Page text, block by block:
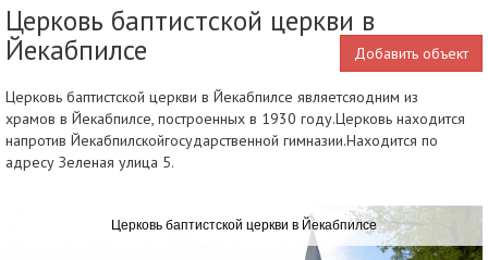
Церковь баптистской церкви в
Йекабпилсе
Добавить объект
Церковь баптистской церкви в Йекабпилсе являетсяодним из
храмов в Йекабпилсе, построенных в 1930 году.Церковь находится
напротив Йекабпилскойгосударственной гимназии.Находится по
адресу Зеленая улица 5.
Церковь баптистской церкви в Йекабпилсе